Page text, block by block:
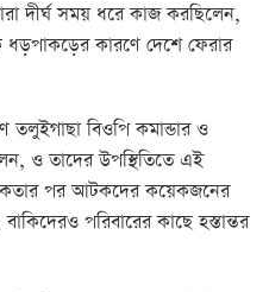
দীর্ঘ সময় ধরে কাজ করছিলেন,
কারণে দেশে ফেরার
তলুইগাছা বিওপি কমান্ডার ও
ও তাদের উপস্থিতিতে এই
পর আটকদের কয়েকজনের
পরিবারের কাছে হস্তান্তর